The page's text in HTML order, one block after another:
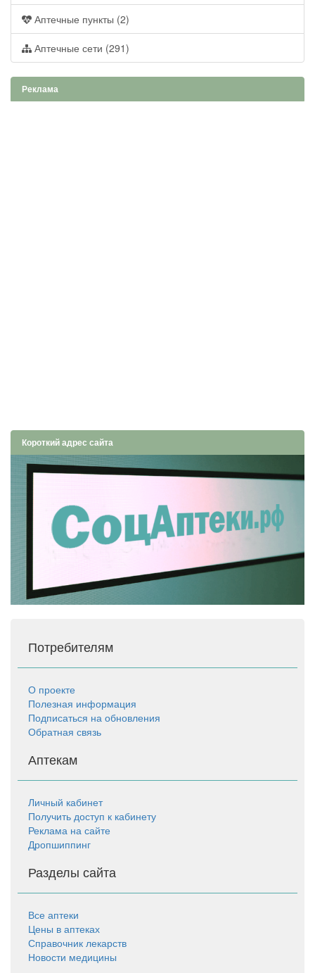
Аптечные пункты (2)
Аптечные сети (291)
Реклама
Короткий адрес сайта
Потребителям
О проекте
Полезная информация
Подписаться на обновления
Обратная связь
Аптекам
Личный кабинет
Получить доступ к кабинету
Реклама на сайте
Дропшиппинг
Разделы сайта
Все аптеки
Цены в аптеках
Справочник лекарств
Новости медицины